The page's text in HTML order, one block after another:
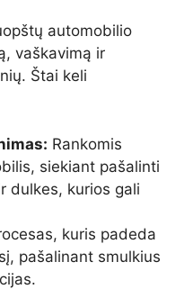
automobilio
vaškavimą ir
Štai keli
Rankomis
siekiant pašalinti
dulkes, kurios gali
kuris padeda
pašalinant smulkius